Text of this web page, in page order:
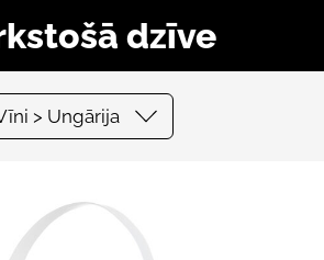
dzīve
> Ungārija